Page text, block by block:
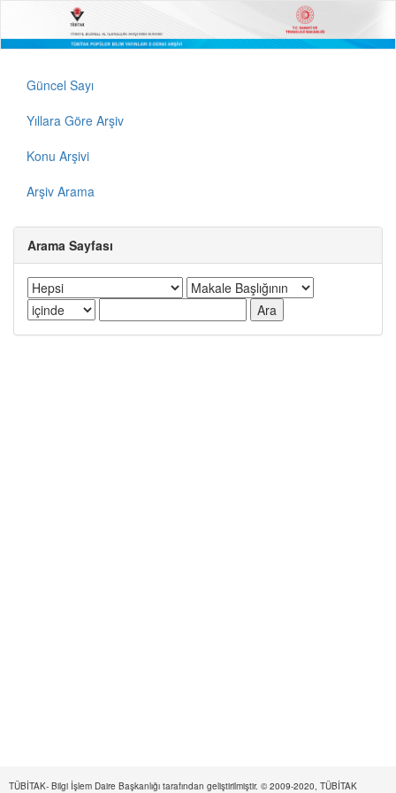
Güncel Sayı
Yıllara Göre Arşiv
Konu Arşivi
Arşiv Arama
Arama Sayfası
TÜBİTAK- Bilgi İşlem Daire Başkanlığı tarafından geliştirilmiştir. © 2009-2020, TÜBİTAK